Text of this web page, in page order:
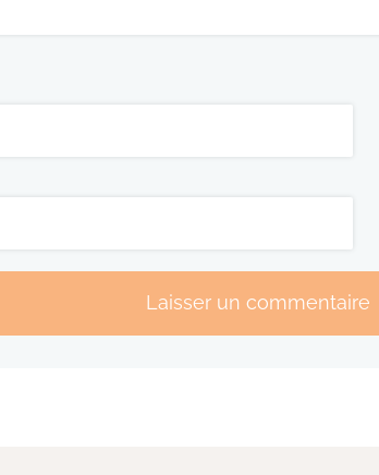
Laisser un commentaire